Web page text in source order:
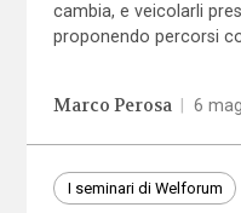
cambia, e veicolarli
proponendo percorsi
Marco Perosa 6
I seminari di Welforum